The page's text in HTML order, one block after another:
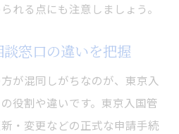
れる点にも注意しましょう。
窓口の違いを把握
が混同しがちなのが、東京入
役割や違いです。東京入国管
・変更などの正式な申請手続